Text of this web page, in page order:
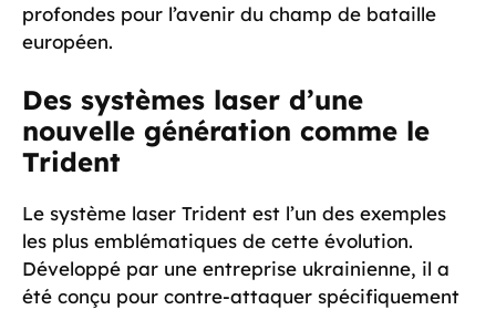
profondes pour l’avenir du champ de bataille
européen.
Des systèmes laser d’une
nouvelle génération comme le
Trident
Le système laser Trident est l’un des exemples
les plus emblématiques de cette évolution.
Développé par une entreprise ukrainienne, il a
été conçu pour contre-attaquer spécifiquement